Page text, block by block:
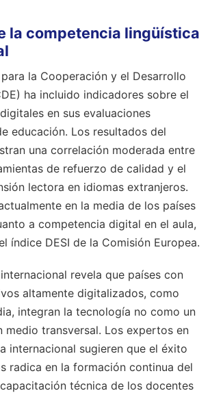
la competencia lingüística
la Cooperación y el Desarrollo
ha incluido indicadores sobre el
en sus evaluaciones
educación. Los resultados del
una correlación moderada entre
de refuerzo de calidad y el
lectora en idiomas extranjeros.
en la media de los países
a competencia digital en el aula,
índice DESI de la Comisión Europea.
revela que países con
altamente digitalizados, como
integran la tecnología no como un
medio transversal. Los expertos en
internacional sugieren que el éxito
radica en la formación continua del
técnica de los docentes